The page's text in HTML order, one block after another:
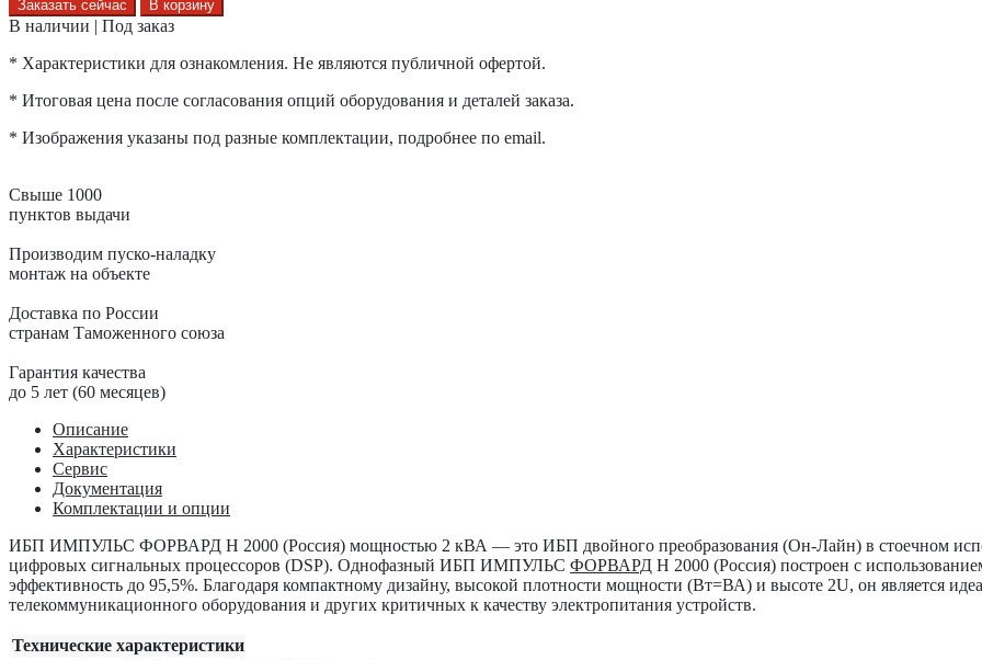
Заказать сейчас В корзину
В наличии | Под заказ
* Характеристики для ознакомления. Не являются публичной офертой.
* Итоговая цена после согласования опций оборудования и деталей заказа.
* Изображения указаны под разные комплектации, подробнее по email.
Свыше 1000
пунктов выдачи
Производим пуско-наладку
монтаж на объекте
Доставка по России
странам Таможенного союза
Гарантия качества
до 5 лет (60 месяцев)
Описание
Характеристики
Сервис
Документация
Комплектации и опции
ИБП ИМПУЛЬС ФОРВАРД Н 2000 (Россия) мощностью 2 кВА — это ИБП двойного преобразования (Он-Лайн) в стоечном
цифровых сигнальных процессоров (DSP). Однофазный ИБП ИМПУЛЬС ФОРВАРД Н 2000 (Россия) построен с
эффективность до 95,5%. Благодаря компактному дизайну, высокой плотности мощности (Вт=ВА) и высоте 2U, он является
телекоммуникационного оборудования и других критичных к качеству электропитания устройств.
Технические характеристики